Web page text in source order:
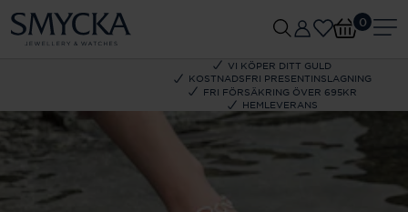
VI KÖPER DITT GULD
KOSTNADSFRI PRESENTINSLAGNING
FRI FÖRSÄKRING ÖVER 695KR
HEMLEVERANS
0